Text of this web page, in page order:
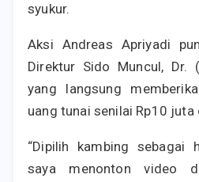
syukur.
Aksi Andreas Apriyadi
Direktur Sido Muncul, Dr.
yang langsung
uang tunai senilai Rp10 juta
“Dipilih kambing sebagai
saya menonton video